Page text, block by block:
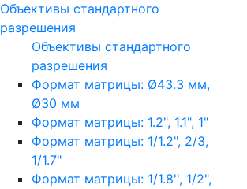
Объективы стандартного
разрешения
Объективы стандартного
разрешения
Формат матрицы: Ø43.3 мм,
Ø30 мм
Формат матрицы: 1.2", 1.1", 1"
Формат матрицы: 1/1.2", 2/3,
1/1.7"
Формат матрицы: 1/1.8'', 1/2",